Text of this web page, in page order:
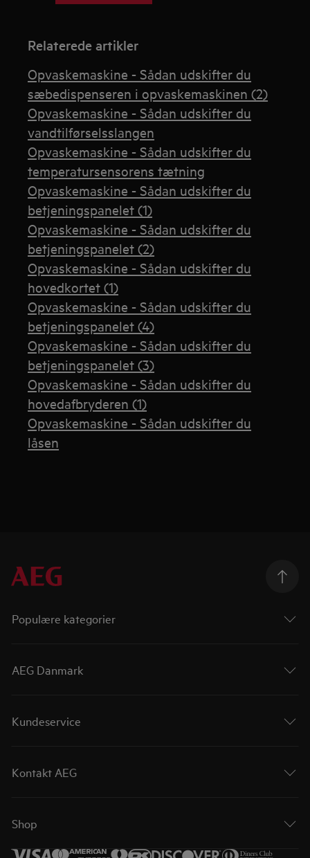
Relaterede artikler
Opvaskemaskine - Sådan udskifter du
sæbedispenseren i opvaskemaskinen (2)
Opvaskemaskine - Sådan udskifter du
vandtilførselsslangen
Opvaskemaskine - Sådan udskifter du
temperatursensorens tætning
Opvaskemaskine - Sådan udskifter du
betjeningspanelet (1)
Opvaskemaskine - Sådan udskifter du
betjeningspanelet (2)
Opvaskemaskine - Sådan udskifter du
hovedkortet (1)
Opvaskemaskine - Sådan udskifter du
betjeningspanelet (4)
Opvaskemaskine - Sådan udskifter du
betjeningspanelet (3)
Opvaskemaskine - Sådan udskifter du
hovedafbryderen (1)
Opvaskemaskine - Sådan udskifter du
låsen
Populære kategorier
AEG Danmark
Kundeservice
Kontakt AEG
Shop